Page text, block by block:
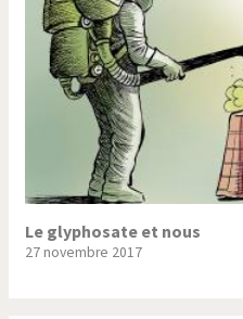
Le glyphosate et nous
27 novembre 2017